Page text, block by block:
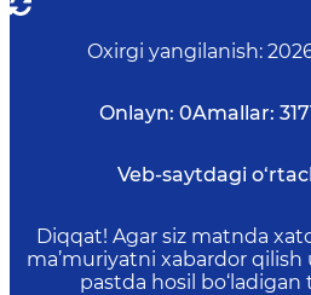
Oxirgi yangilanish:
Onlayn: 0Amallar: 317
Veb-saytdagi
Diqqat! Agar siz matnda
ma’muriyatni xabardor
pastda hosil